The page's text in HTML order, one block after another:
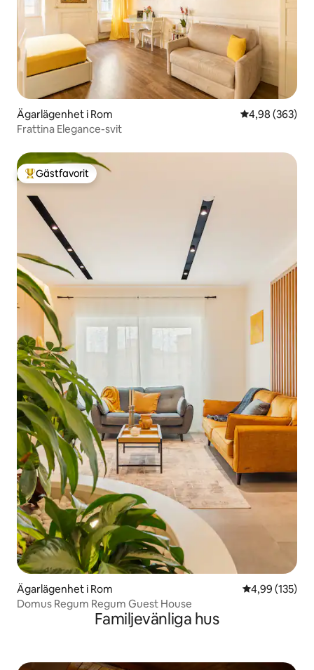
Ägarlägenhet i Rom 4,98 av 5 i
4,98 (363)
Frattina Elegance-svit
Populär gästfavorit
Gästfavorit
Ägarlägenhet i Rom 4,99 av 5 i
4,99 (135)
Domus Regum Regum Guest House
Familjevänliga hus